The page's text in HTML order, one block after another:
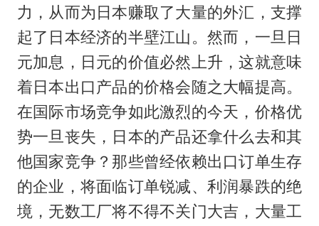
力，从而为日本赚取了大量的外汇，支撑
起了日本经济的半壁江山。然而，一旦日
元加息，日元的价值必然上升，这就意味
着日本出口产品的价格会随之大幅提高。
在国际市场竞争如此激烈的今天，价格优
势一旦丧失，日本的产品还拿什么去和其
他国家竞争？那些曾经依赖出口订单生存
的企业，将面临订单锐减、利润暴跌的绝
境，无数工厂将不得不关门大吉，大量工